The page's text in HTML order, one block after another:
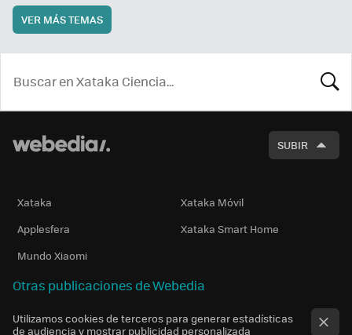
VER MÁS TEMAS
SUBIR
Xataka
Xataka Móvil
Applesfera
Xataka Smart Home
Mundo Xiaomi
Otras publicaciones de Webedia
Utilizamos cookies de terceros para generar estadísticas
de audiencia y mostrar publicidad personalizada